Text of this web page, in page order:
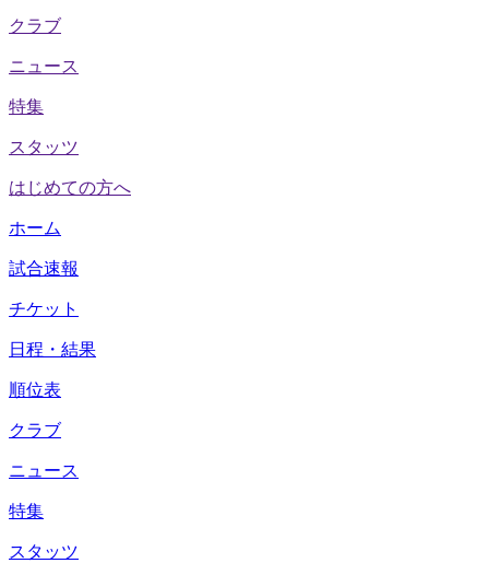
クラブ
ニュース
特集
スタッツ
はじめての方へ
ホーム
試合速報
チケット
日程・結果
順位表
クラブ
ニュース
特集
スタッツ